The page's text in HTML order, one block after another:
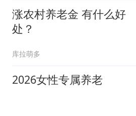
涨农村养老金 有什么好
处？
库拉萌多
2026女性专属养老